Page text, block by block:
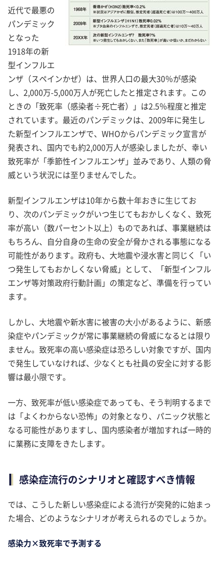
近代で最悪の
パンデミック
となった
1918年の新
型インフルエ
ンザ（スペインかぜ）は、世界人口の最大30％が感染
し、2,000万-5,000万人が死亡したと推定されます。この
ときの「致死率（感染者÷死亡者）」は2.5％程度と推定
されています。最近のパンデミックは、2009年に発生し
た新型インフルエンザで、WHOからパンデミック宣言が
発表され、国内でも約2,000万人が感染しましたが、幸い
致死率が「季節性インフルエンザ」並みであり、人類の脅
威という状況には至りませんでした。
新型インフルエンザは10年から数十年おきに生じてお
り、次のパンデミックがいつ生じてもおかしくなく、致死
率が高い（数パーセント以上）ものであれば、事業継続は
もちろん、自分自身の生命の安全が脅かされる事態になる
可能性があります。政府も、大地震や浸水害と同じく「い
つ発生してもおかしくない脅威」として、「新型インフル
エンザ等対策政府行動計画」の策定など、準備を行ってい
ます。
しかし、大地震や新水害に被害の大小があるように、新感
染症やパンデミックが常に事業継続の脅威になるとは限り
ません。致死率の高い感染症は恐ろしい対象ですが、国内
で発生していなければ、少なくとも社員の安全に対する影
響は最小限です。
一方、致死率が低い感染症であっても、そう判明するまで
は「よくわからない恐怖」の対象となり、パニック状態と
なる可能性がありますし、国内感染者が増加すれば一時的
に業務に支障をきたします。
感染症流行のシナリオと確認すべき情報
では、こうした新しい感染症による流行が突発的に始まっ
た場合、どのようなシナリオが考えられるのでしょうか。
感染力×致死率で予測する